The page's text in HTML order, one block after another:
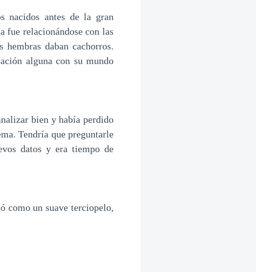
nacidos antes de la gran
fue relacionándose con las
hembras daban cachorros.
alguna con su mundo
bien y había perdido
Tendría que preguntarle
datos y era tiempo de
como un suave terciopelo,